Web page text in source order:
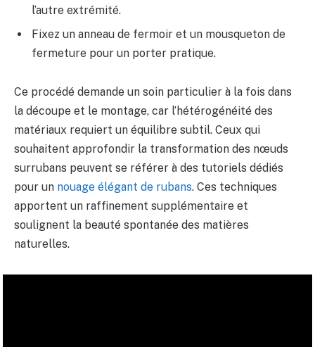
l’autre extrémité.
Fixez un anneau de fermoir et un mousqueton de
fermeture pour un porter pratique.
Ce procédé demande un soin particulier à la fois dans
la découpe et le montage, car l’hétérogénéité des
matériaux requiert un équilibre subtil. Ceux qui
souhaitent approfondir la transformation des nœuds
surrubans peuvent se référer à des tutoriels dédiés
pour un nouage élégant de rubans. Ces techniques
apportent un raffinement supplémentaire et
soulignent la beauté spontanée des matières
naturelles.